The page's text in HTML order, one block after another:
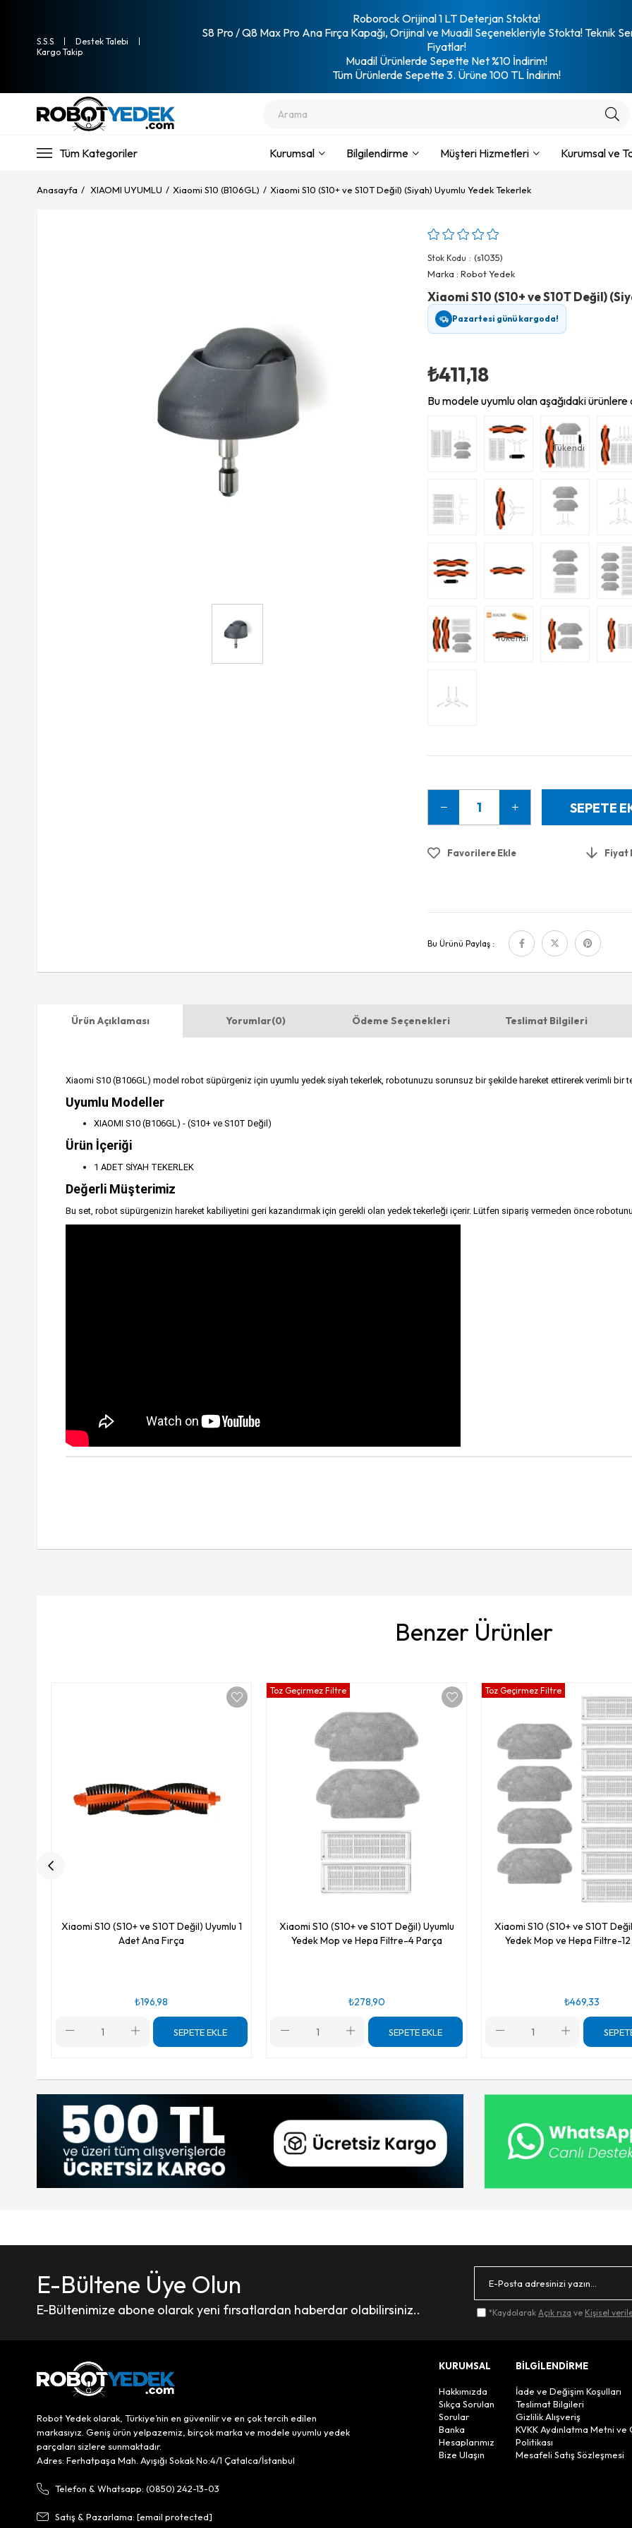
S.S.S
Destek Talebi
Kargo Takip
Roborock Orijinal 1 LT Deterjan Stokta!
S8 Pro / Q8 Max Pro Ana Fırça Kapağı, Orijinal ve Muadil Seçenekleriyle Stokta! Teknik
Fiyatlar!
Muadil Ürünlerde Sepette Net %10 İndirim!
Tüm Ürünlerde Sepette 3. Ürüne 100 TL İndirim!
Tüm Kategoriler Kurumsal Bilgilendirme Müşteri Hizmetleri Kurumsal ve
Anasayfa XIAOMI UYUMLU Xiaomi S10 (B106GL) Xiaomi S10 (S10+ ve S10T Değil) (Siyah) Uyumlu Yedek Tekerlek
Stok Kodu
(s1035)
Marka : Robot Yedek
Xiaomi S10 (S10+ ve S10T Değil)
Pazartesi günü kargoda!
₺411,18
Bu modele uyumlu olan aşağıdaki
Tükendi
Tükendi
Favorilere Ekle Fiyat
Bu Ürünü Paylaş :
Ürün Açıklaması Yorumlar(0) Ödeme Seçenekleri Teslimat Bilgileri
Xiaomi S10 (B106GL) model robot süpürgeniz için uyumlu yedek siyah tekerlek, robotunuzu sorunsuz bir şekilde hareket ettirerek verimli bir
Uyumlu Modeller
XIAOMI S10 (B106GL) - (S10+ ve S10T Değil)
Ürün İçeriği
1 ADET SİYAH TEKERLEK
Değerli Müşterimiz
Bu set, robot süpürgenizin hareket kabiliyetini geri kazandırmak için gerekli olan yedek tekerleği içerir. Lütfen sipariş vermeden önce
Benzer Ürünler
Xiaomi S10 (S10+ ve S10T Değil) Uyumlu 1
Adet Ana Fırça
₺196,98
SEPETE EKLE
Xiaomi S10 (S10+ ve S10T Değil) Uyumlu
Yedek Mop ve Hepa Filtre-4 Parça
₺278,90
SEPETE EKLE
Toz Geçirmez Filtre
Xiaomi S10 (S10+ ve S10T
Yedek Mop ve Hepa Filtre-
₺469,33
Toz Geçirmez Filtre
E-Bültene Üye Olun
E-Bültenimize abone olarak yeni fırsatlardan haberdar olabilirsiniz.. *Kaydolarak Açık rıza ve Kişisel
Robot Yedek olarak, Türkiye’nin en güvenilir ve en çok tercih edilen
markasıyız. Geniş ürün yelpazemiz, birçok marka ve modele uyumlu yedek
parçaları sizlere sunmaktadır.
Adres: Ferhatpaşa Mah. Ayışığı Sokak No:4/1 Çatalca/İstanbul
Telefon & Whatsapp: (0850) 242-13-03
Satış & Pazarlama: [email protected]
KURUMSAL
Hakkımızda
Sıkça Sorulan
Sorular
Banka
Hesaplarımız
Bize Ulaşın
BİLGİLENDİRME
İade ve Değişim Koşulları
Teslimat Bilgileri
Gizlilik Alışveriş
KVKK Aydınlatma Metni ve
Politikası
Mesafeli Satış Sözleşmesi